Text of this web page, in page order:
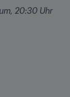
20:30 Uhr